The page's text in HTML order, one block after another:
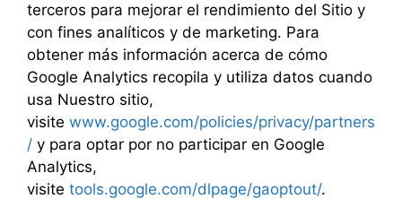
terceros para mejorar el rendimiento del Sitio y
con fines analíticos y de marketing. Para
obtener más información acerca de cómo
Google Analytics recopila y utiliza datos cuando
usa Nuestro sitio,
visite www.google.com/policies/privacy/partners
/ y para optar por no participar en Google
Analytics,
visite tools.google.com/dlpage/gaoptout/.